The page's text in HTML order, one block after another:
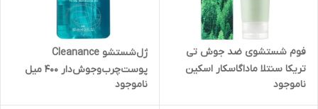
فوم شستشوی ضد جوش تی
تریکا سنتلا ماداگاسکار اسکین
1004 حجم 125 میل
ناموجود
ژل‌شستشو‌ Cleanance
پوست‌چرب‌وجوش‌دار 400 میل
ناموجود